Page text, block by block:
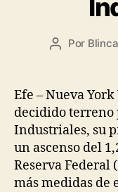
Autor
entrada
Por
Efe – Nueva
decidido terreno
Industriales, su
un ascenso del
Reserva Federal
más medidas de